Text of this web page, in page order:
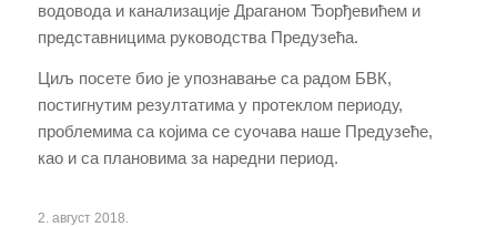
водовода и канализације Драганом Ђорђевићем и
представницима руководства Предузећа.
Циљ посете био је упознавање са радом БВК,
постигнутим резултатима у протеклом периоду,
проблемима са којима се суочава наше Предузеће,
као и са плановима за наредни период.
2. август 2018.